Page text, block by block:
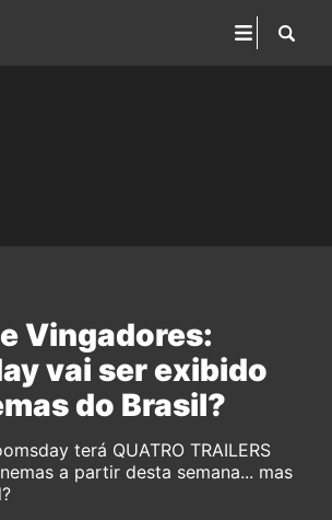
Vingadores:
vai ser exibido
do Brasil?
terá QUATRO TRAILERS
a partir desta semana... mas